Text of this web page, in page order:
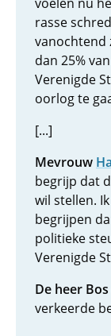
rasse
vanochtend
dan 25%
Verenigde
oorlog te
[...]
Mevrouw
begrijp dat
wil stellen.
begrijpen
politieke
Verenigde
De heer
verkeerde